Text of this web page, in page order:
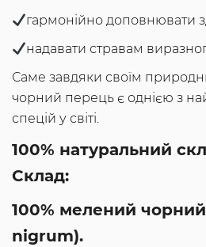
гармонійно доповнювати
надавати стравам
Саме завдяки своїм
чорний перець є однією з
спецій у світі.
100% натуральний
Склад:
100% мелений
nigrum).